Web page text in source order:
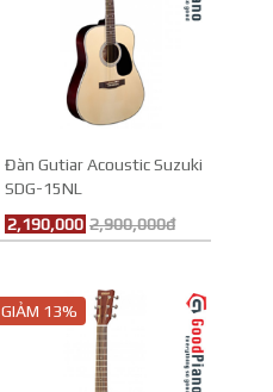
Đàn Gutiar Acoustic Suzuki
SDG-15NL
2,190,000 2,900,000đ
GIẢM 13%